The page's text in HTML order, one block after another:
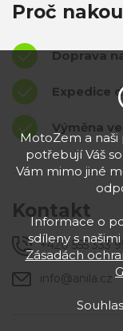
Proč
Doprava
Expedice
Výměna
Kontakt
+420 555 333
info@anila.cz
MotoZem a naši
potřebují Váš
Vám mimo jiné
Informace o
sdíleny s
Zásadách